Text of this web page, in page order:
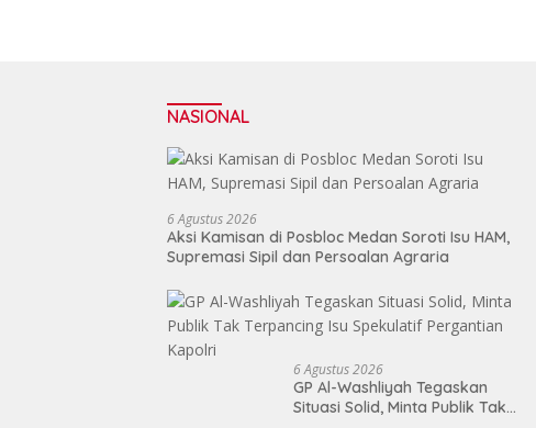
NASIONAL
6 Agustus 2026
Aksi Kamisan di Posbloc Medan Soroti Isu HAM,
Supremasi Sipil dan Persoalan Agraria
6 Agustus 2026
GP Al-Washliyah Tegaskan
Situasi Solid, Minta Publik Tak